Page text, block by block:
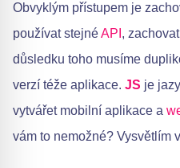
Obvyklým přístupem je
používat stejnéAPI ,
důsledku toho musíme
verzí téže aplikace. JS je
vytvářet mobilní aplikace a
vám to nemožné? Vysvětlím